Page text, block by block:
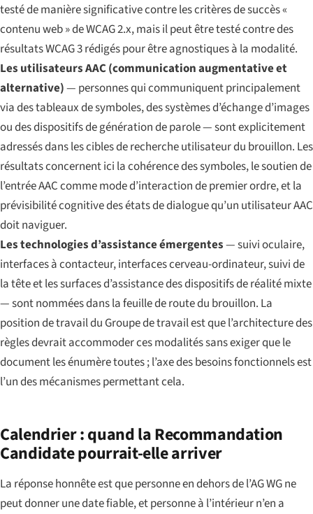
testé de manière significative contre les critères de succès «
contenu web » de WCAG 2.x, mais il peut être testé contre des
résultats WCAG 3 rédigés pour être agnostiques à la modalité.
Les utilisateurs AAC (communication augmentative et
alternative)— personnes qui communiquent principalement
via des tableaux de symboles, des systèmes d’échange d’images
ou des dispositifs de génération de parole — sont explicitement
adressés dans les cibles de recherche utilisateur du brouillon. Les
résultats concernent ici la cohérence des symboles, le soutien de
l’entrée AAC comme mode d’interaction de premier ordre, et la
prévisibilité cognitive des états de dialogue qu’un utilisateur AAC
doit naviguer.
Les technologies d’assistance émergentes— suivi oculaire,
interfaces à contacteur, interfaces cerveau-ordinateur, suivi de
la tête et les surfaces d’assistance des dispositifs de réalité mixte
— sont nommées dans la feuille de route du brouillon. La
position de travail du Groupe de travail est que l’architecture des
règles devrait accommoder ces modalités sans exiger que le
document les énumère toutes ; l’axe des besoins fonctionnels est
l’un des mécanismes permettant cela.
Calendrier : quand la Recommandation
Candidate pourrait-elle arriver
La réponse honnête est que personne en dehors de l’AG WG ne
peut donner une date fiable, et personne à l’intérieur n’en a